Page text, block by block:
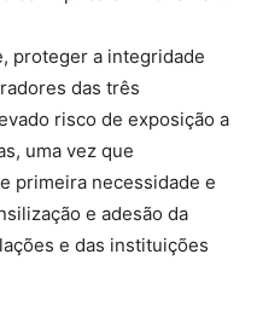
proteger a integridade
das três
risco de exposição a
uma vez que
primeira necessidade e
e adesão da
e das instituições